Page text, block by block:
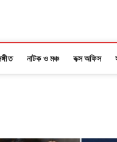
নাটক ও মঞ্চ বক্স অফিস